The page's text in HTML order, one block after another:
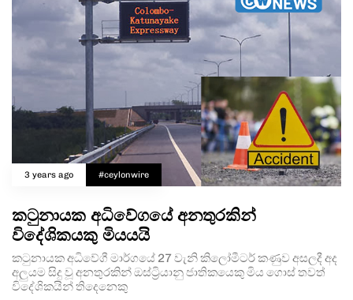
3 years ago #ceylonwire
කටුනායක අධිවේගයේ අනතුරකින්
විදේශිකයකු මියයයි
කටුනායක අධිවේගී මාර්ගයේ 27 වැනි කිලෝමීටර් කණුව අසලදී අද
අලුයම සිදු වූ අනතුරකින් ඔස්ට්‍රියානු ජාතිකයෙකු මිය ගොස් තවත්
විදේශිකයින් තිදෙනෙකු